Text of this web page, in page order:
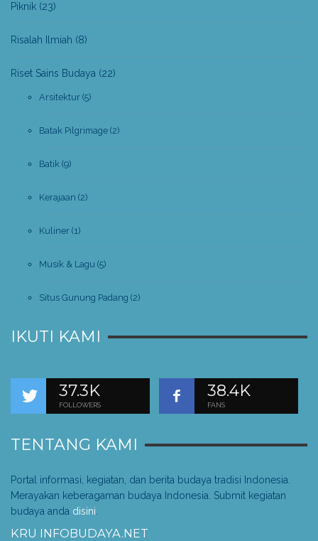
Piknik (23)
Risalah Ilmiah (8)
Riset Sains Budaya (22)
Arsitektur (5)
Batak Pilgrimage (2)
Batik (9)
Kerajaan (2)
Kuliner (1)
Musik & Lagu (5)
Situs Gunung Padang (2)
IKUTI KAMI
37.3K
FOLLOWERS
38.4K
FANS
TENTANG KAMI
Portal informasi, kegiatan, dan berita budaya tradisi Indonesia.
Merayakan keberagaman budaya Indonesia. Submit kegiatan
budaya anda disini
KRU INFOBUDAYA.NET